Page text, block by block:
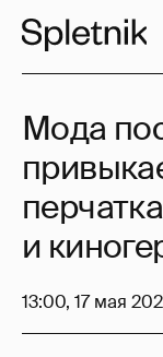
Мода
и
13:00, 17 мая